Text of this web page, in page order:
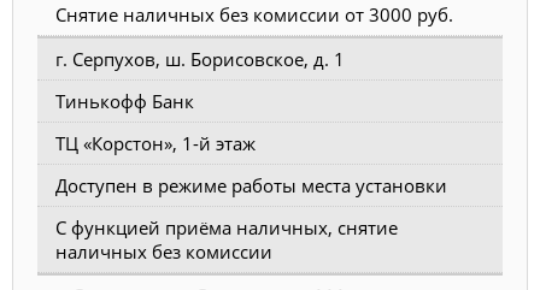
Снятие наличных без комиссии от 3000 руб.
г. Серпухов, ш. Борисовское, д. 1
Тинькофф Банк
ТЦ «Корстон», 1-й этаж
Доступен в режиме работы места установки
С функцией приёма наличных, снятие
наличных без комиссии